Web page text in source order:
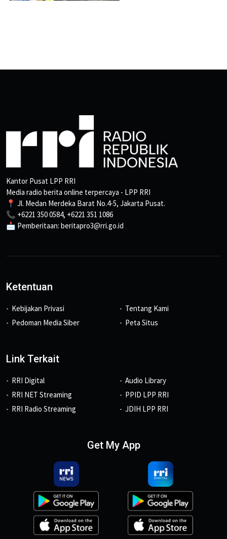
Kantor Pusat LPP RRI
Media radio berita online terpercaya - LPP RRI
📍 Jl. Medan Merdeka Barat No.4-5, Jakarta Pusat.
📞 +6221 350 0584, +6221 351 1086
📩 Pemberitaan: beritapro3@rri.go.id
Ketentuan
Kebijakan Privasi
Pedoman Media Siber
Tentang Kami
Peta Situs
Link Terkait
RRI Digital
RRI NET Streaming
RRI Radio Streaming
Audio Library
PPID LPP RRI
JDIH LPP RRI
Get My App